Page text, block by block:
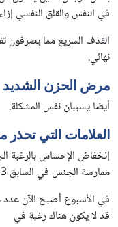
في النفس والقلق النفسي إزاء
القذف السريع مما يصرفون
نهائي.
مرض الحزن الشديد
أيضا يسببان نفس المشكلة.
العلامات التي
إنخفاض الإحساس بالرغبة
ممارسة الجنس في السابق 3-4 أيام
في الأسبوع أصبح الآن
قد لا يكون هناك رغبة في